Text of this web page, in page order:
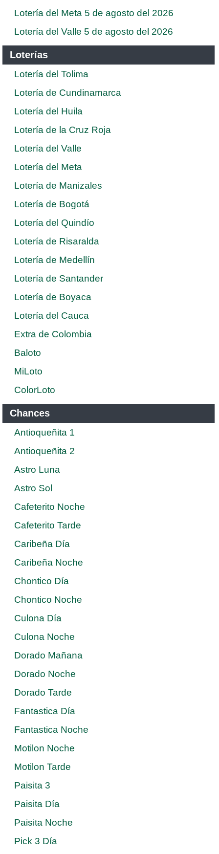
Lotería del Meta 5 de agosto del 2026
Lotería del Valle 5 de agosto del 2026
Loterías
Lotería del Tolima
Lotería de Cundinamarca
Lotería del Huila
Lotería de la Cruz Roja
Lotería del Valle
Lotería del Meta
Lotería de Manizales
Lotería de Bogotá
Lotería del Quindío
Lotería de Risaralda
Lotería de Medellín
Lotería de Santander
Lotería de Boyaca
Lotería del Cauca
Extra de Colombia
Baloto
MiLoto
ColorLoto
Chances
Antioqueñita 1
Antioqueñita 2
Astro Luna
Astro Sol
Cafeterito Noche
Cafeterito Tarde
Caribeña Día
Caribeña Noche
Chontico Día
Chontico Noche
Culona Día
Culona Noche
Dorado Mañana
Dorado Noche
Dorado Tarde
Fantastica Día
Fantastica Noche
Motilon Noche
Motilon Tarde
Paisita 3
Paisita Día
Paisita Noche
Pick 3 Día